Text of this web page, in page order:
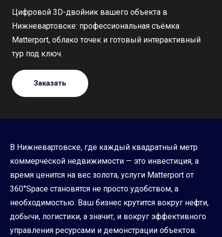
Цифровой 3D-двойник вашего объекта в
Нижневартовске: профессиональная съёмка
Matterport, облако точек и готовый интерактивный
тур под ключ.
Заказать
В Нижневартовске, где каждый квадратный метр
коммерческой недвижимости — это инвестиция, а
время ценится на вес золота, услуги Matterport от
360°Space становятся не просто удобством, а
необходимостью. Ваш бизнес крутится вокруг нефти,
добычи, логистики, а значит, и вокруг эффективного
управления ресурсами и демонстрации объектов.